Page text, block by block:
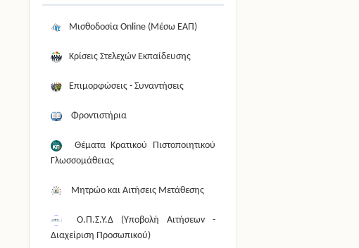
Μισθοδοσία Online (Μέσω ΕΑΠ)
Κρίσεις Στελεχών Εκπαίδευσης
Επιμορφώσεις - Συναντήσεις
Φροντιστήρια
Θέματα Κρατικού Πιστοποιητικού
Γλωσσομάθειας
Μητρώο και Αιτήσεις Μετάθεσης
Ο.Π.Σ.Υ.Δ (Υποβολή Αιτήσεων -
Διαχείριση Προσωπικού)